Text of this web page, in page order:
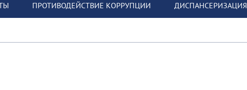
ПРОТИВОДЕЙСТВИЕ КОРРУПЦИИ ДИСПАНСЕРИЗАЦИЯ